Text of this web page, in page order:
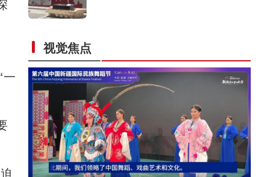
一
视觉焦点
外国舞者话新疆——吉尔吉斯斯坦国立白鹿舞